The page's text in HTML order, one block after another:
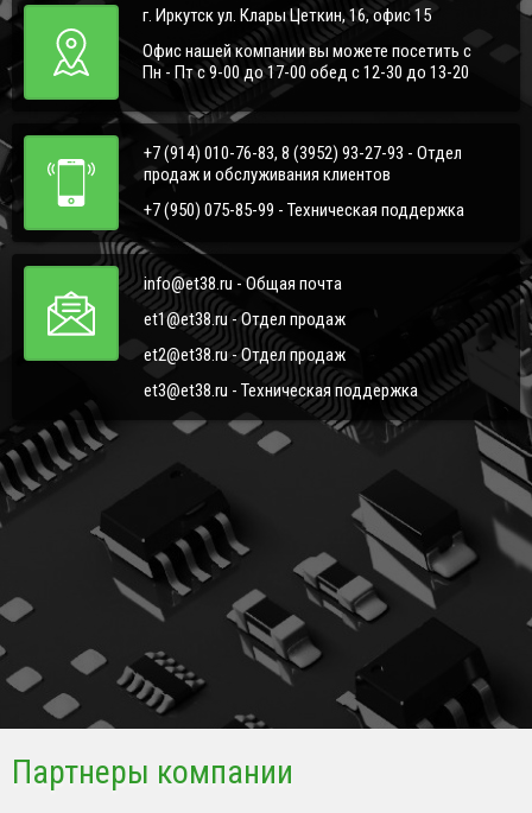
г. Иркутск ул. Клары Цеткин, 16, офис 15
Офис нашей компании вы можете посетить с
Пн - Пт с 9-00 до 17-00 обед с 12-30 до 13-20
+7 (914) 010-76-83, 8 (3952) 93-27-93 - Отдел
продаж и обслуживания клиентов
+7 (950) 075-85-99 - Техническая поддержка
info@et38.ru - Общая почта
et1@et38.ru - Отдел продаж
et2@et38.ru - Отдел продаж
et3@et38.ru - Техническая поддержка
Партнеры компании